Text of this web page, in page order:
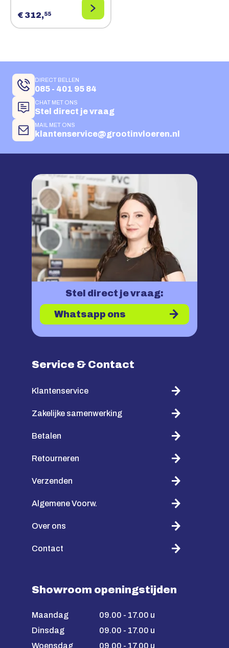
€ 312,55
DIRECT BELLEN
085 - 401 95 84
CHAT MET ONS
Stel direct je vraag
MAIL MET ONS
klantenservice@grootinvloeren.nl
Stel direct je vraag:
Whatsapp ons
Service & Contact
Klantenservice
Zakelijke samenwerking
Betalen
Retourneren
Verzenden
Algemene Voorw.
Over ons
Contact
Showroom openingstijden
Maandag
09.00 - 17.00 u
Dinsdag
09.00 - 17.00 u
Woensdag
09.00 - 17.00 u